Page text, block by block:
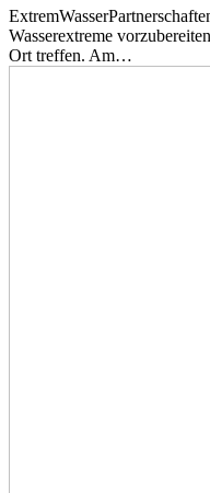
Wasserextreme
Ort treffen. Am…